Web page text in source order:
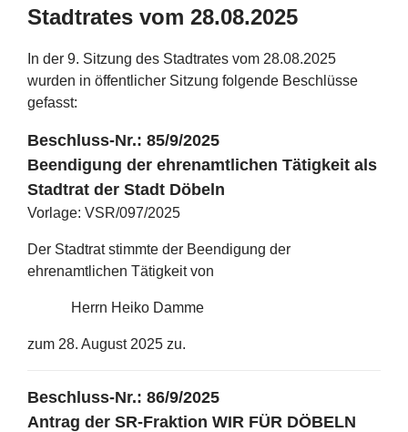
Stadtrates vom 28.08.2025
In der 9. Sitzung des Stadtrates vom 28.08.2025
wurden in öffentlicher Sitzung folgende Beschlüsse
gefasst:
Beschluss-Nr.: 85/9/2025
Beendigung der ehrenamtlichen Tätigkeit als
Stadtrat der Stadt Döbeln
Vorlage: VSR/097/2025
Der Stadtrat stimmte der Beendigung der
ehrenamtlichen Tätigkeit von
Herrn Heiko Damme
zum 28. August 2025 zu.
Beschluss-Nr.: 86/9/2025
Antrag der SR-Fraktion WIR FÜR DÖBELN